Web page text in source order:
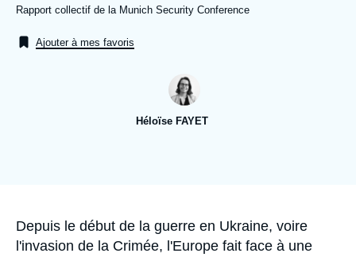
Analyses
Références
Rapport collectif de la Munich Security Conference
Ajouter à mes favoris
Héloïse FAYET
Accroche
Depuis le début de la guerre en Ukraine, voire
l'invasion de la Crimée, l'Europe fait face à une